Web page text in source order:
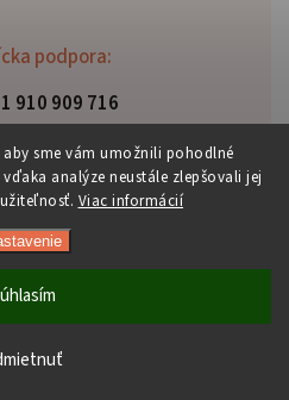
sme vám umožnili pohodlné
analýze neustále zlepšovali jej
Viac informácií
podpora:
910 909 716
| Design